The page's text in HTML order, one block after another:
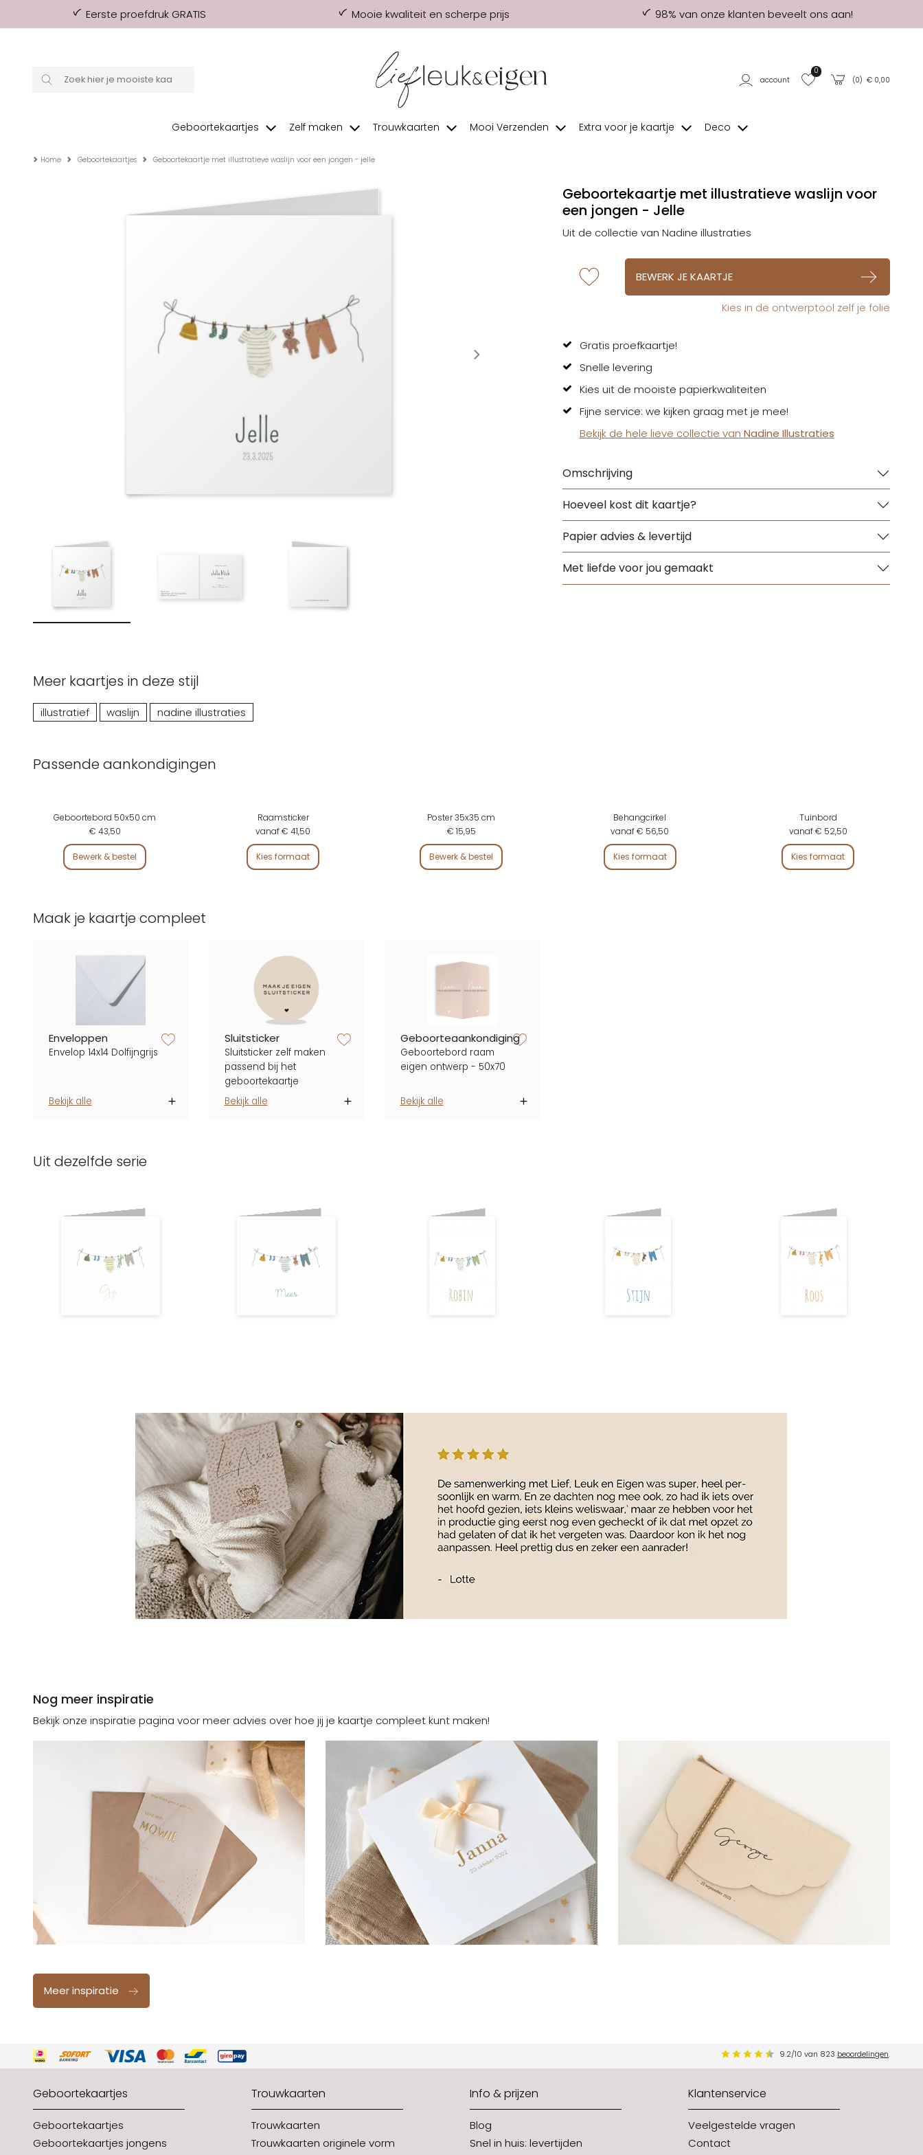
Eerste proefdruk GRATIS Mooie kwaliteit en scherpe prijs 98% van onze klanten beveelt ons aan!
account
0
(0) € 0,00
Geboortekaartjes Zelf maken Trouwkaarten Mooi Verzenden Extra voor je kaartje Deco
Home Geboortekaartjes Geboortekaartje met illustratieve waslijn voor een jongen - jelle
Geboortekaartje met illustratieve waslijn voor
een jongen - Jelle
Uit de collectie van Nadine illustraties
BEWERK JE KAARTJE
Kies in de ontwerptool zelf je folie
Gratis proefkaartje!
Snelle levering
Kies uit de mooiste papierkwaliteiten
Fijne service: we kijken graag met je mee!
Bekijk de hele lieve collectie van Nadine Illustraties
Omschrijving
Hoeveel kost dit kaartje?
Papier advies & levertijd
Met liefde voor jou gemaakt
Meer kaartjes in deze stijl
illustratief waslijn nadine illustraties
Maak je kaartje compleet
zet op verlanglijstje
Enveloppen
Envelop 14x14 Dolfijngrijs
Bekijk alle
zet op verlanglijstje
Sluitsticker
Sluitsticker zelf maken
passend bij het
geboortekaartje
Bekijk alle
Geboorteaankondiging
Geboortebord raam
eigen ontwerp - 50x70
Bekijk alle
Passende aankondigingen
Geboortebord 50x50 cm
€ 43,50
Bewerk & bestel
Raamsticker
vanaf € 41,50
Kies formaat
Poster 35x35 cm
€ 15,95
Bewerk & bestel
Behangcirkel
vanaf € 56,50
Kies formaat
Tuinbord
vanaf € 52,50
Kies formaat
Uit dezelfde serie
Nog meer inspiratie
Bekijk onze inspiratie pagina voor meer advies over hoe jij je kaartje compleet kunt maken!
Meer inspiratie
9.2/10 van 823 beoordelingen.
Geboortekaartjes
Geboortekaartjes
Geboortekaartjes jongens
Trouwkaarten
Trouwkaarten
Trouwkaarten originele vorm
Info & prijzen
Blog
Snel in huis: levertijden
Klantenservice
Veelgestelde vragen
Contact